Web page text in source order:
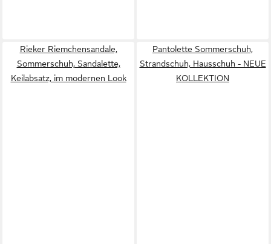
Rieker Riemchensandale,
Sommerschuh, Sandalette,
Keilabsatz, im modernen Look
Pantolette Sommerschuh,
Strandschuh, Hausschuh - NEUE
KOLLEKTION